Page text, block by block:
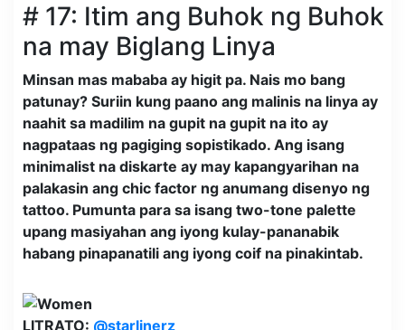
# 17: Itim ang Buhok ng Buhok
na may Biglang Linya
Minsan mas mababa ay higit pa. Nais mo bang
patunay? Suriin kung paano ang malinis na linya ay
naahit sa madilim na gupit na gupit na ito ay
nagpataas ng pagiging sopistikado. Ang isang
minimalist na diskarte ay may kapangyarihan na
palakasin ang chic factor ng anumang disenyo ng
tattoo. Pumunta para sa isang two-tone palette
upang masiyahan ang iyong kulay-pananabik
habang pinapanatili ang iyong coif na pinakintab.
LITRATO: @starlinerz